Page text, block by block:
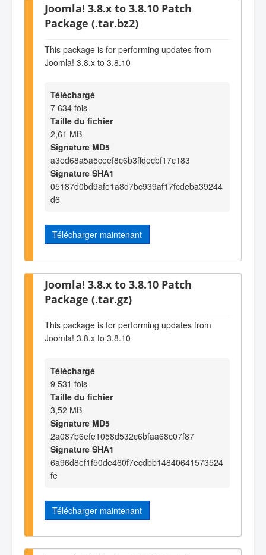
Joomla! 3.8.x to 3.8.10 Patch
Package (.tar.bz2)
This package is for performing updates from
Joomla! 3.8.x to 3.8.10
Téléchargé
7 634 fois
Taille du fichier
2,61 MB
Signature MD5
a3ed68a5a5ceef8c6b3ffdecbf17c183
Signature SHA1
05187d0bd9afe1a8d7bc939af17fcdeba39244
d6
Télécharger maintenant
Joomla! 3.8.x to 3.8.10 Patch
Package (.tar.gz)
This package is for performing updates from
Joomla! 3.8.x to 3.8.10
Téléchargé
9 531 fois
Taille du fichier
3,52 MB
Signature MD5
2a087b6efe1058d532c6bfaa68c07f87
Signature SHA1
6a96d8ef1f50de460f7ecdbb14840641573524
fe
Télécharger maintenant